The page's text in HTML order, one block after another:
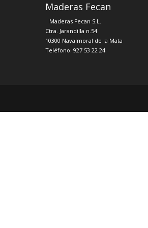
Maderas Fecan
Maderas Fecan S.L.
Ctra. Jarandilla n.54
10300 Navalmoral de la Mata
Teléfono: 927 53 22 24